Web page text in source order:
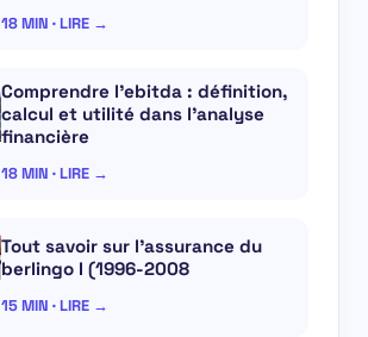
18 MIN · LIRE →
Comprendre l’ebitda : définition,
calcul et utilité dans l’analyse
financière
18 MIN · LIRE →
Tout savoir sur l’assurance du
berlingo I (1996-2008
15 MIN · LIRE →